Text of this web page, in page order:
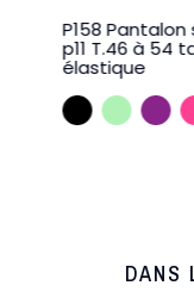
P158 Pantalon
p11 T.46 à 54
élastique
NOIRVERT
DANS